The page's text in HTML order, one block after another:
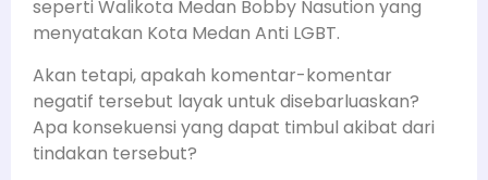
seperti Walikota Medan Bobby Nasution yang
menyatakan Kota Medan Anti LGBT.
Akan tetapi, apakah komentar-komentar
negatif tersebut layak untuk disebarluaskan?
Apa konsekuensi yang dapat timbul akibat dari
tindakan tersebut?